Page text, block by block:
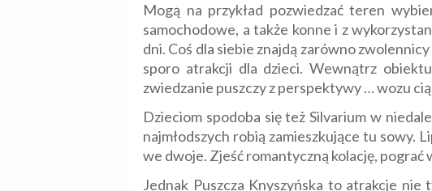
Mogą na przykład pozwiedzać teren
samochodowe, a także konne i z
dni. Coś dla siebie znajdą zarówno
sporo atrakcji dla dzieci. Wewnątrz
zwiedzanie puszczy z perspektywy … wozu
Dzieciom spodoba się też Silvarium w
najmłodszych robią zamieszkujące tu
we dwoje. Zjeść romantyczną kolację,
Jednak Puszcza Knyszyńska to atrakcje